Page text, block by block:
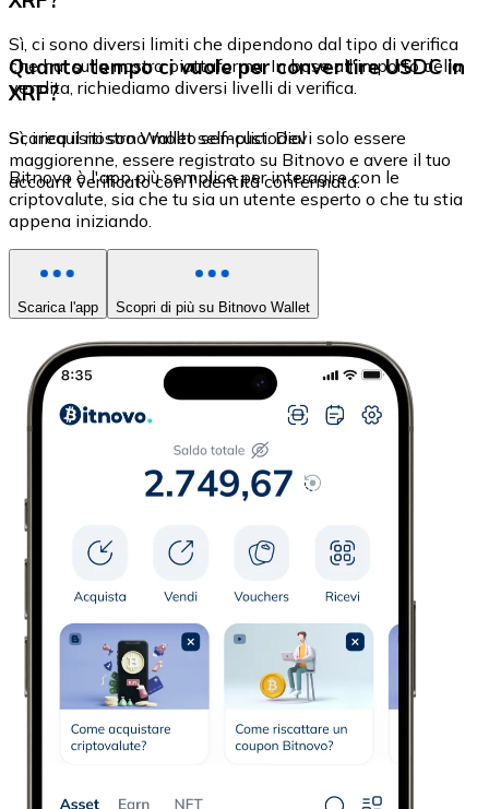
Sì, ci sono diversi limiti che dipendono dal tipo di verifica
che hai sulla nostra piattaforma. In base all'importo della
vendita, richiediamo diversi livelli di verifica.
Quanto tempo ci vuole per convertire USDC in
XRP?
Sì, i requisiti sono molto semplici. Devi solo essere
maggiorenne, essere registrato su Bitnovo e avere il tuo
account verificato con l'identità confermata.
Scarica il nostro Wallet self-custodial
Bitnovo è l'app più semplice per interagire con le
criptovalute, sia che tu sia un utente esperto o che tu stia
appena iniziando.
Scarica l'app Scopri di più su Bitnovo Wallet